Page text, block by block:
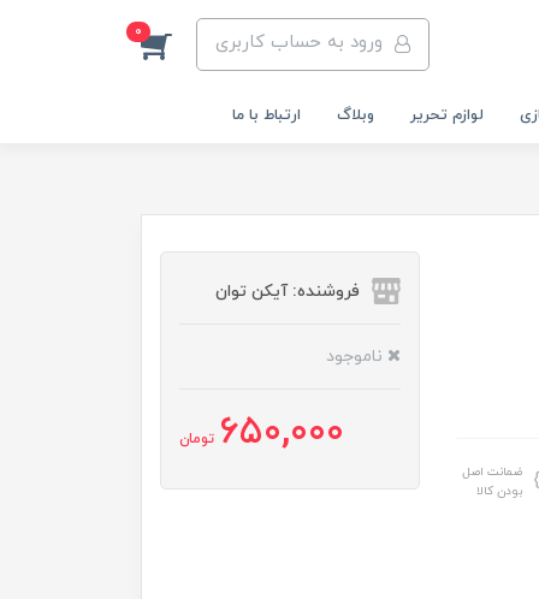
ورود به حساب کاربری 0
لوازم تحریر وبلاگ ارتباط با ما
ضمانت اصل
بودن کالا
فروشنده: آیکن توان
ناموجود
650,000 تومان